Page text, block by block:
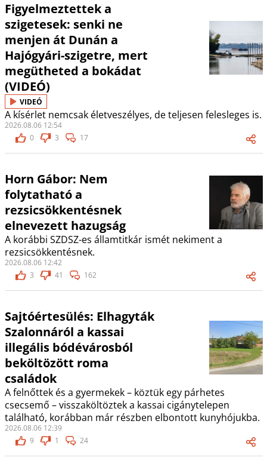
Figyelmeztettek a
szigetesek: senki ne
menjen át Dunán a
Hajógyári-szigetre, mert
megütheted a bokádat
(VIDEÓ)
VIDEÓ
A kísérlet nemcsak életveszélyes, de teljesen felesleges is.
2026.08.06 12:54
0
3 17
Horn Gábor: Nem
folytatható a
rezsicsökkentésnek
elnevezett hazugság
A korábbi SZDSZ-es államtitkár ismét nekiment a
rezsicsökkentésnek.
2026.08.06 12:42
3
41 162
Sajtóértesülés: Elhagyták
Szalonnáról a kassai
illegális bódévárosból
beköltözött roma
családok
A felnőttek és a gyermekek – köztük egy párhetes
csecsemő – visszaköltöztek a kassai cigánytelepen
található, korábban már részben elbontott kunyhójukba.
2026.08.06 12:39
9
1 24